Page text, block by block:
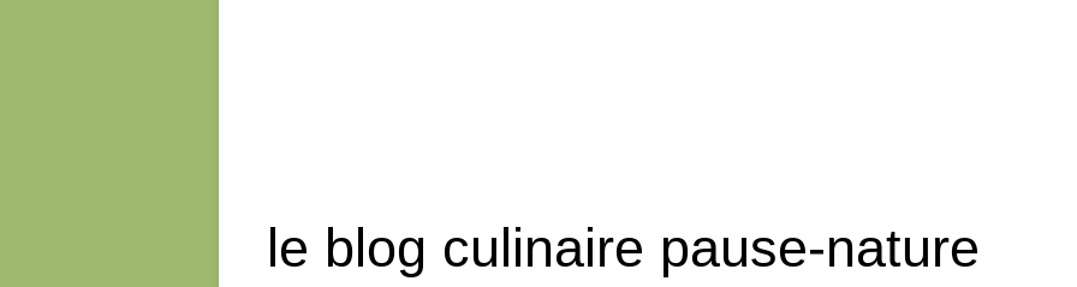
le blog culinaire pause-nature